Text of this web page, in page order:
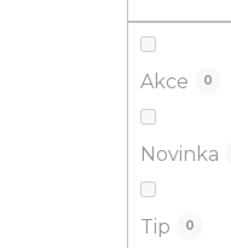
Akce 0
Novinka
Tip 0